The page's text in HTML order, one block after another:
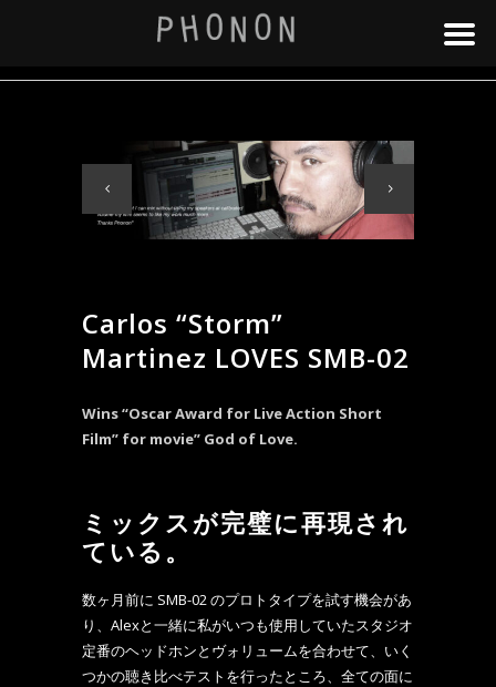
Carlos “Storm”
Martinez LOVES SMB-02
Wins “Oscar Award for Live Action Short
Film” for movie” God of Love.
ミックスが完璧に再現され
ている。
数ヶ月前に SMB-02 のプロトタイプを試す機会があ
り、Alexと一緒に私がいつも使用していたスタジオ
定番のヘッドホンとヴォリュームを合わせて、いく
つかの聴き比べテストを行ったところ、全ての面に